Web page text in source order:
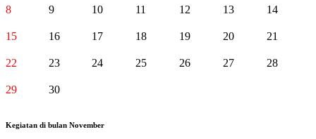
8 9 10 11 12 13 14
15 16 17 18 19 20 21
22 23 24 25 26 27 28
29 30
Kegiatan di bulan November